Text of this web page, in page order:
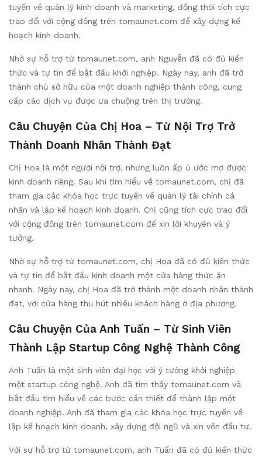
tuyến về quản lý kinh doanh và marketing, đồng thời tích cực
trao đổi với cộng đồng trên tomaunet.com để xây dựng kế
hoạch kinh doanh.
Nhờ sự hỗ trợ từ tomaunet.com, anh Nguyễn đã có đủ kiến
thức và tự tin để bắt đầu khởi nghiệp. Ngày nay, anh đã trở
thành chủ sở hữu của một doanh nghiệp thành công, cung
cấp các dịch vụ được ưa chuộng trên thị trường.
Câu Chuyện Của Chị Hoa – Từ Nội Trợ Trở
Thành Doanh Nhân Thành Đạt
Chị Hoa là một người nội trợ, nhưng luôn ấp ủ ước mơ được
kinh doanh riêng. Sau khi tìm hiểu về tomaunet.com, chị đã
tham gia các khóa học trực tuyến về quản lý tài chính cá
nhân và lập kế hoạch kinh doanh. Chị cũng tích cực trao đổi
với cộng đồng trên tomaunet.com để xin lời khuyên và ý
tưởng.
Nhờ sự hỗ trợ từ tomaunet.com, chị Hoa đã có đủ kiến thức
và tự tin để bắt đầu kinh doanh một cửa hàng thức ăn
nhanh. Ngày nay, chị Hoa đã trở thành một doanh nhân thành
đạt, với cửa hàng thu hút nhiều khách hàng ở địa phương.
Câu Chuyện Của Anh Tuấn – Từ Sinh Viên
Thành Lập Startup Công Nghệ Thành Công
Anh Tuấn là một sinh viên đại học với ý tưởng khởi nghiệp
một startup công nghệ. Anh đã tìm thấy tomaunet.com và
bắt đầu tìm hiểu về các bước cần thiết để thành lập một
doanh nghiệp. Anh đã tham gia các khóa học trực tuyến về
lập kế hoạch kinh doanh, xây dựng đội ngũ và xin vốn đầu tư.
Với sự hỗ trợ từ tomaunet.com, anh Tuấn đã có đủ kiến thức